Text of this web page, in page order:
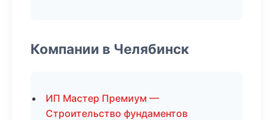
Компании в Челябинск
ИП Мастер Премиум —
Строительство фундаментов